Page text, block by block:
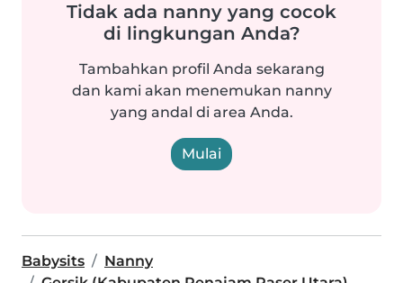
Tidak ada nanny yang cocok
di lingkungan Anda?
Tambahkan profil Anda sekarang
dan kami akan menemukan nanny
yang andal di area Anda.
Mulai
Babysits
Nanny